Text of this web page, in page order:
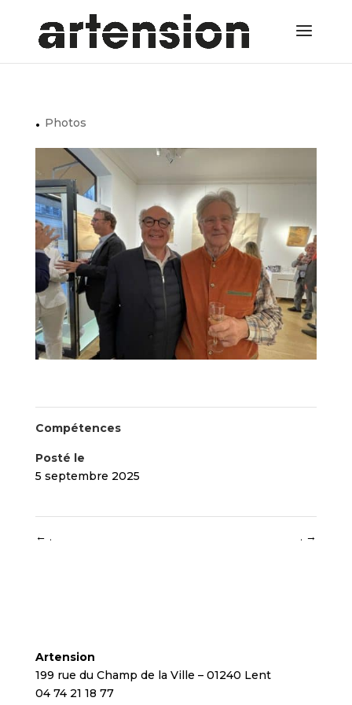
. Photos
Compétences
Posté le
5 septembre 2025
← . . →
Artension
199 rue du Champ de la Ville – 01240 Lent
04 74 21 18 77